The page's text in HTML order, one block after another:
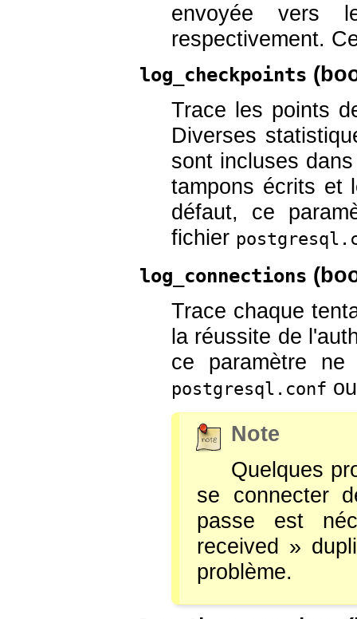
envoyée vers
respectivement.
log_checkpoints (
Trace les points
Diverses
sont incluses
tampons écrits et
défaut, ce
fichier
log_connections (
Trace chaque
la réussite de
ce paramètre
postgresql.conf
Note
Quelques
se connecter
passe est
received »
problème.